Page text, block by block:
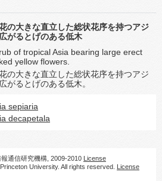
の大きな直立した総状花序を持つアジ
がるとげのある低木
of tropical Asia bearing large erect
yellow flowers.
の大きな直立した総状花序を持つアジ
がるとげのある低木。
sepiaria
decapetala
通信研究機構, 2009-2010 License
University. All rights reserved. License